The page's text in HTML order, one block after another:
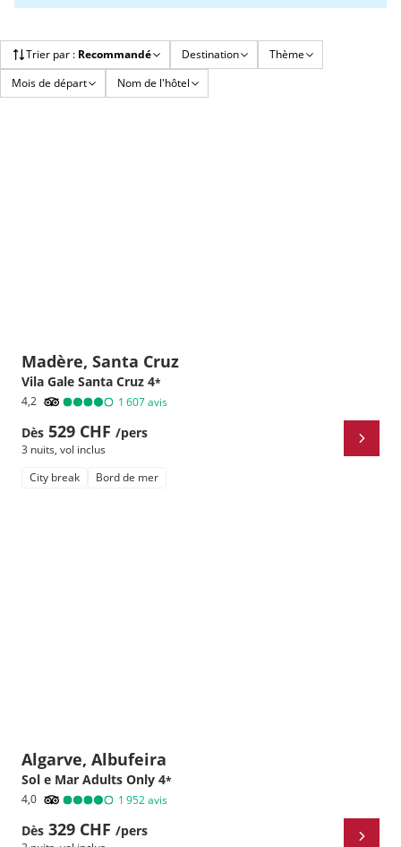
Trier par : Recommandé Destination
Thème
Mois de départ
Nom de l'hôtel
Madère, Santa Cruz
Vila Gale Santa Cruz 4*
4,2 1 607avis
Dès 529 CHF /pers
3 nuits, vol inclus
City break
Bord de mer
Algarve, Albufeira
Sol e Mar Adults Only 4*
4,0 1 952avis
Dès 329 CHF /pers